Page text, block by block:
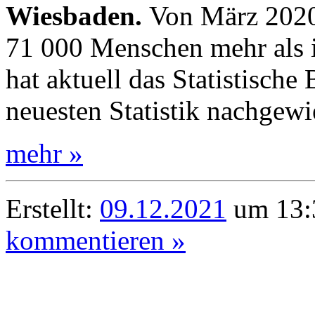
Wiesbaden. Von März
71 000 Menschen mehr
hat aktuell das Statistische
neuesten Statistik
mehr »
Erstellt: 09.12.2021 um
kommentieren »